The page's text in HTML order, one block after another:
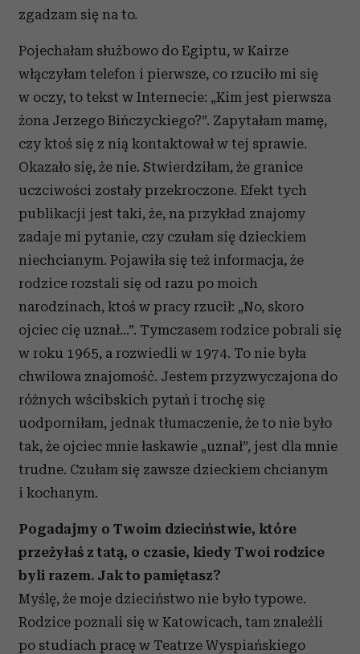
zgadzam się na to.
Pojechałam służbowo do Egiptu, w Kairze
włączyłam telefon i pierwsze, co rzuciło mi się
w oczy, to tekst w Internecie: „Kim jest pierwsza
żona Jerzego Bińczyckiego?”. Zapytałam mamę,
czy ktoś się z nią kontaktował w tej sprawie.
Okazało się, że nie. Stwierdziłam, że granice
uczciwości zostały przekroczone. Efekt tych
publikacji jest taki, że, na przykład znajomy
zadaje mi pytanie, czy czułam się dzieckiem
niechcianym. Pojawiła się też informacja, że
rodzice rozstali się od razu po moich
narodzinach, ktoś w pracy rzucił: „No, skoro
ojciec cię uznał…”. Tymczasem rodzice pobrali się
w roku 1965, a rozwiedli w 1974. To nie była
chwilowa znajomość. Jestem przyzwyczajona do
różnych wścibskich pytań i trochę się
uodporniłam, jednak tłumaczenie, że to nie było
tak, że ojciec mnie łaskawie „uznał”, jest dla mnie
trudne. Czułam się zawsze dzieckiem chcianym
i kochanym.
Pogadajmy o Twoim dzieciństwie, które
przeżyłaś z tatą, o czasie, kiedy Twoi rodzice
byli razem. Jak to pamiętasz?
Myślę, że moje dzieciństwo nie było typowe.
Rodzice poznali się w Katowicach, tam znaleźli
po studiach pracę w Teatrze Wyspiańskiego